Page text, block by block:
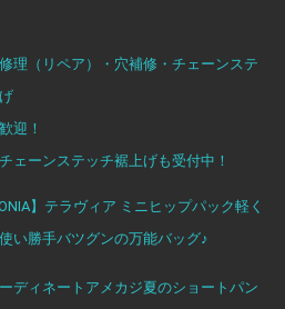
理（リペア）・穴補修・チェーンステ
迎！
ェーンステッチ裾上げも受付中！
】テラヴィア ミニヒップパック軽く
い勝手バツグンの万能バッグ♪
ディネートアメカジ夏のショートパン